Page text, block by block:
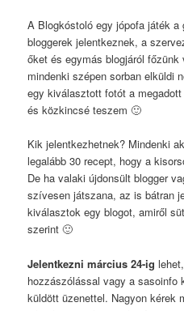
A Blogkóstoló egy jópofa játék
bloggerek jelentkeznek, a
őket és egymás blogjáról
mindenki szépen sorban elküldi
egy kiválasztott fotót a
és közkincsé teszem 🙂
Kik jelentkezhetnek? Mindenki
legalább 30 recept, hogy a
De ha valaki újdonsült blogger
szívesen játszana, az is bátran
kiválasztok egy blogot, amiről
szerint 🙂
Jelentkezni március 24-ig
hozzászólással vagy a sasoinfo
küldött üzenettel. Nagyon kérek